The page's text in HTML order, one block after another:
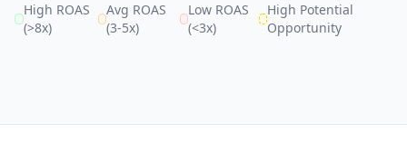
High ROAS
(>8x)
Avg ROAS
(3-5x)
Low ROAS
(<3x)
High Potential
Opportunity